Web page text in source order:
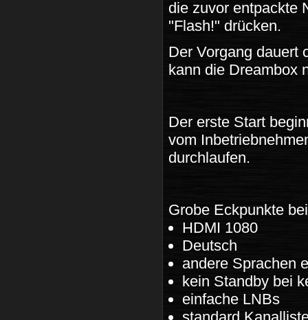
die zuvor entpackte
"Flash!" drücken.
Der Vorgang dauert
kann die Dreambox
Der erste Start
vom
durchlaufen.
Grobe Eckpunkte
HDMI 1080
Deutsch
andere Sprachen
kein Standby bei
einfache LNBs